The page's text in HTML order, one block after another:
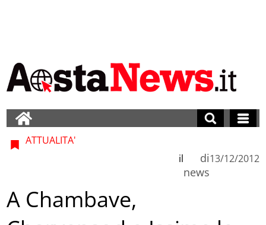
ATTUALITA'
di
news
il 13/12/2012
A Chambave,